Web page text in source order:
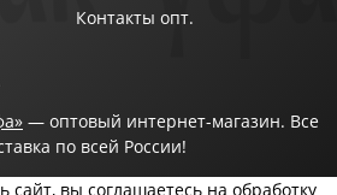
Контакты опт.
— оптовый интернет-магазин. Все
по всей России!
сайт, вы соглашаетесь на обработку